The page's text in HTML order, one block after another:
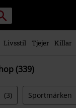
Livsstil Tjejer Killar
(339)
(3) Sportmärken